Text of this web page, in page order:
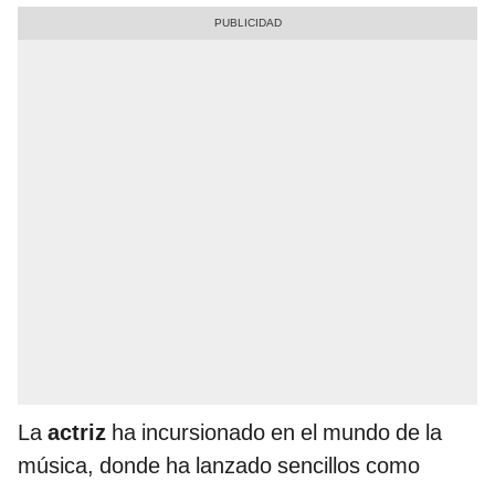
Laactriz ha incursionado en el mundo de la
música, donde ha lanzado sencillos como